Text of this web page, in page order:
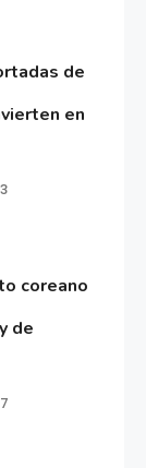
de
en
3
coreano
de
7